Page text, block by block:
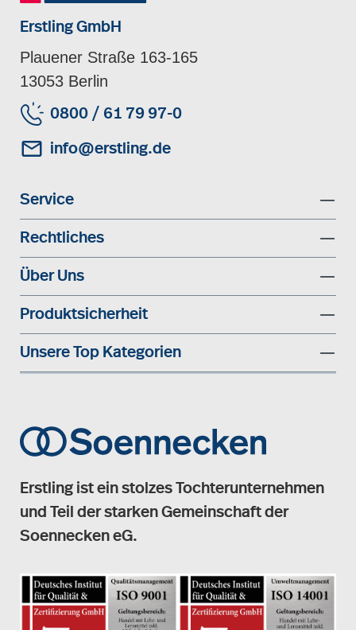
Erstling GmbH
Plauener Straße 163-165
13053 Berlin
0800 / 61 79 97-0
info@erstling.de
Service
Rechtliches
Über Uns
Produktsicherheit
Unsere Top Kategorien
Erstling ist ein stolzes Tochterunternehmen
und Teil der starken Gemeinschaft der
Soennecken eG.